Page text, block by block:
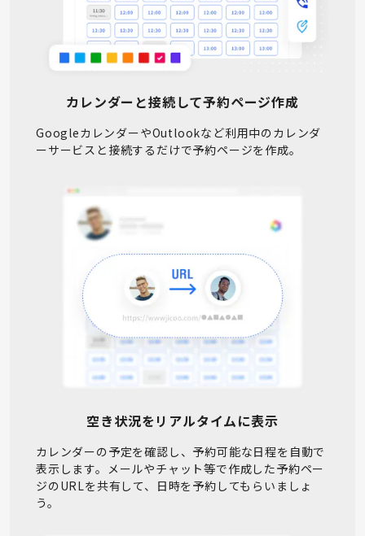
カレンダーと接続して予約ページ作成
GoogleカレンダーやOutlookなど利用中のカレンダ
ーサービスと接続するだけで予約ページを作成。
空き状況をリアルタイムに表示
カレンダーの予定を確認し、予約可能な日程を自動で
表示します。メールやチャット等で作成した予約ペー
ジのURLを共有して、日時を予約してもらいましょ
う。